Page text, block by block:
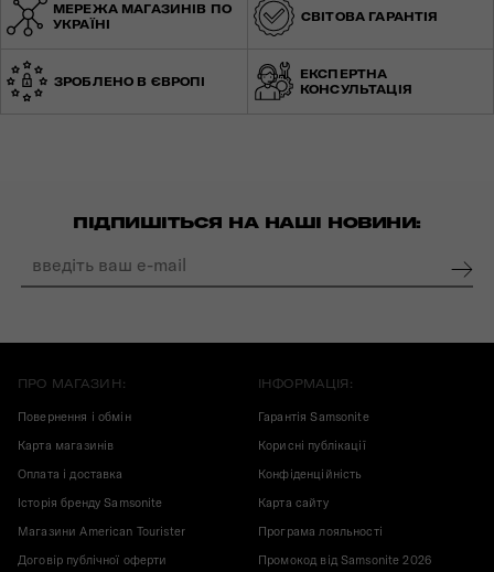
МЕРЕЖА МАГАЗИНІВ ПО
УКРАЇНІ
СВІТОВА ГАРАНТІЯ
ЗРОБЛЕНО В ЄВРОПІ
ЕКСПЕРТНА
КОНСУЛЬТАЦІЯ
ПІДПИШІТЬСЯ НА НАШІ НОВИНИ:
ПРО МАГАЗИН:
Повернення і обмін
Карта магазинів
Оплата і доставка
Історія бренду Samsonite
Магазини American Tourister
Договір публічної оферти
ІНФОРМАЦІЯ:
Гарантія Samsonite
Корисні публікації
Конфіденційність
Карта сайту
Програма лояльності
Промокод від Samsonite 2026